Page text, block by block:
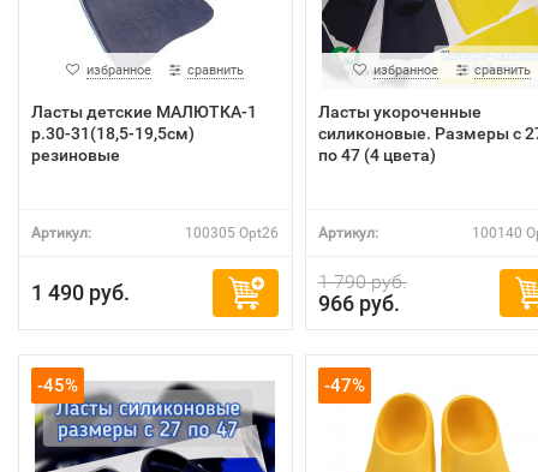
избранное сравнить
Ласты детские МАЛЮТКА-1
р.30-31(18,5-19,5см)
резиновые
Артикул: 100305 Opt26
1 490 руб.
избранное сравнить
Ласты укороченные
силиконовые. Размеры с
по 47 (4 цвета)
Артикул: 100140
1 790 руб.
966 руб.
-45% -47%